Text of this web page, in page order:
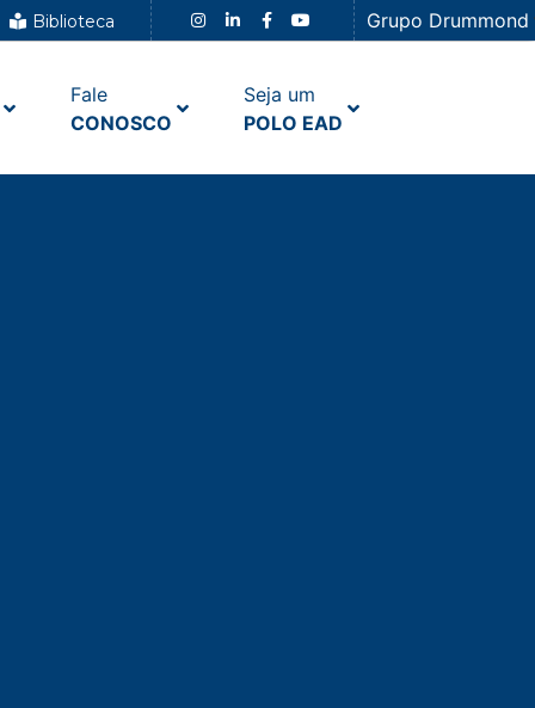
Biblioteca Grupo Drummond
Fale
CONOSCO
Seja um
POLO EAD